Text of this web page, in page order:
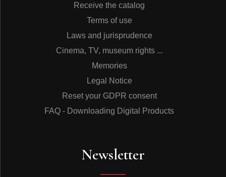
Receive the catalog
Terms of use
Laws and jurisprudence
Cinema, TV, museum rights ...
Memories
Legal Notice
Reset your GDPR consent
FAQ - Downloading Digital Products
Newsletter